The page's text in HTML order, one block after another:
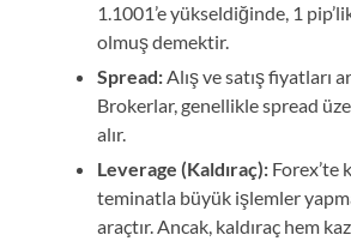
1.1001’e yükseldiğinde, 1
olmuş demektir.
Spread:Alış ve satış fiyatları
Brokerlar, genellikle spread
alır.
Leverage (Kaldıraç): Forex’te
teminatla büyük işlemler
araçtır. Ancak, kaldıraç hem